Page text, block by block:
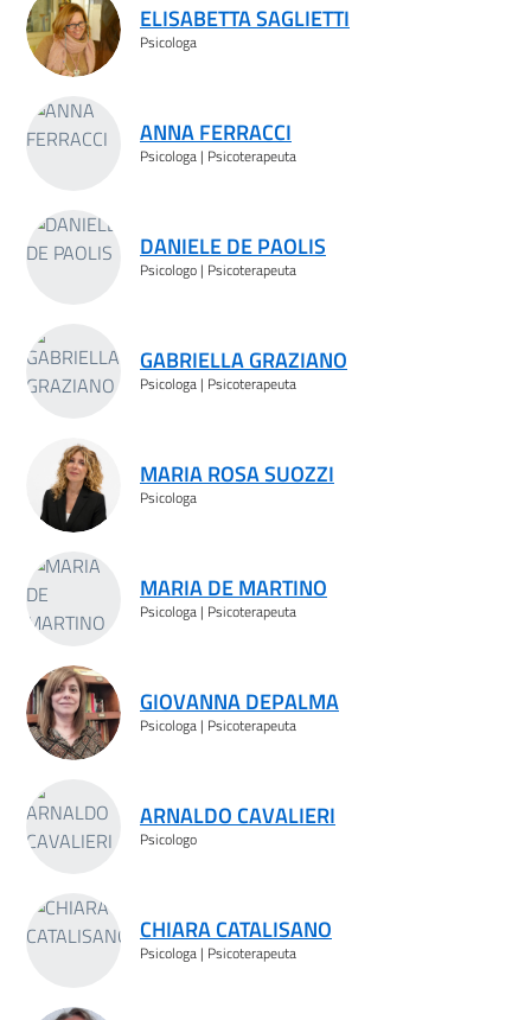
ELISABETTA SAGLIETTI
Psicologa
ANNA FERRACCI
Psicologa | Psicoterapeuta
DANIELE DE PAOLIS
Psicologo | Psicoterapeuta
GABRIELLA GRAZIANO
Psicologa | Psicoterapeuta
MARIA ROSA SUOZZI
Psicologa
MARIA DE MARTINO
Psicologa | Psicoterapeuta
GIOVANNA DEPALMA
Psicologa | Psicoterapeuta
ARNALDO CAVALIERI
Psicologo
CHIARA CATALISANO
Psicologa | Psicoterapeuta